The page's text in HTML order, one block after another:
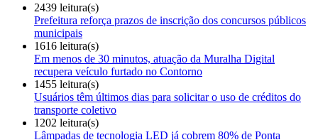
2439 leitura(s)
Prefeitura reforça prazos de inscrição dos concursos públicos
municipais
1616 leitura(s)
Em menos de 30 minutos, atuação da Muralha Digital
recupera veículo furtado no Contorno
1455 leitura(s)
Usuários têm últimos dias para solicitar o uso de créditos do
transporte coletivo
1202 leitura(s)
Lâmpadas de tecnologia LED já cobrem 80% de Ponta